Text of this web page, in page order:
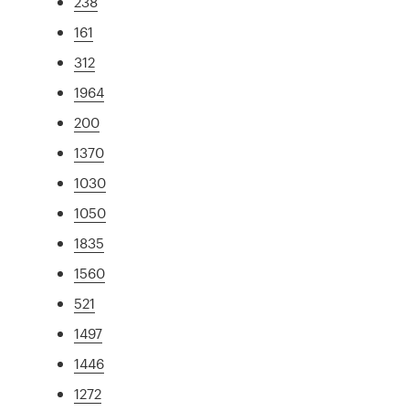
161
312
1964
200
1370
1030
1050
1835
1560
521
1497
1446
1272